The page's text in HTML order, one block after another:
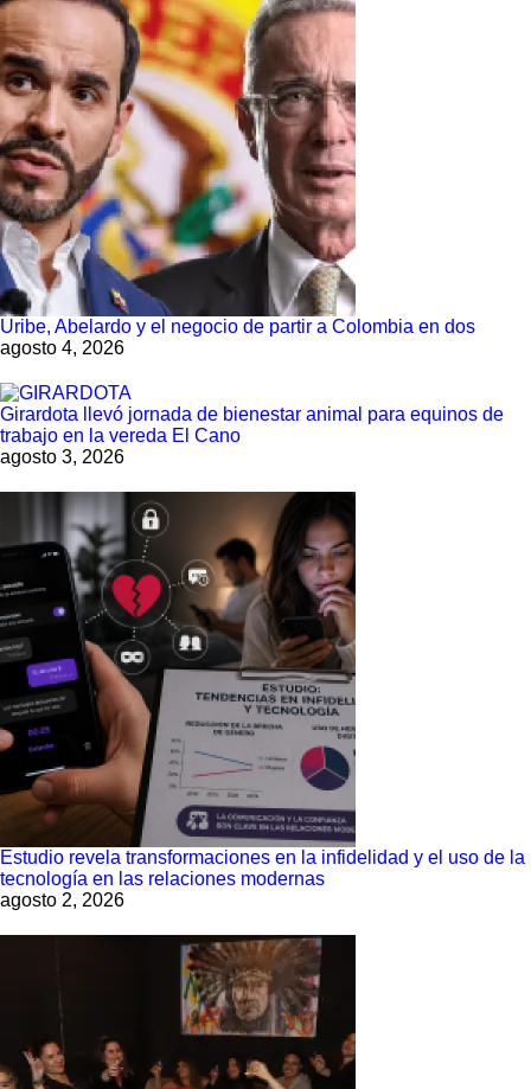
Uribe, Abelardo y el negocio de partir a Colombia en dos
agosto 4, 2026
Girardota llevó jornada de bienestar animal para equinos de
trabajo en la vereda El Cano
agosto 3, 2026
Estudio revela transformaciones en la infidelidad y el uso de la
tecnología en las relaciones modernas
agosto 2, 2026